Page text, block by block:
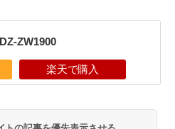
ZW1900
楽天で購入